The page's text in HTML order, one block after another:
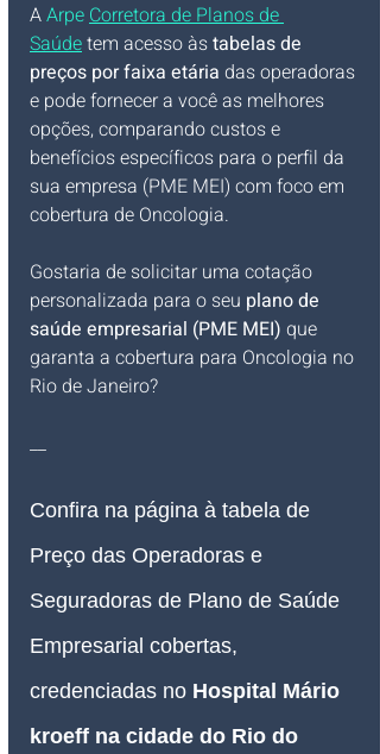
A Arpe Corretora de Planos de
Saúde tem acesso às tabelas de
preços por faixa etária das operadoras
e pode fornecer a você as melhores
opções, comparando custos e
benefícios específicos para o perfil da
sua empresa (PME MEI) com foco em
cobertura de Oncologia.
Gostaria de solicitar uma cotação
personalizada para o seu plano de
saúde empresarial (PME MEI) que
garanta a cobertura para Oncologia no
Rio de Janeiro?
__
Confira na página à tabela de
Preço das Operadoras e
Seguradoras de Plano de Saúde
Empresarial cobertas,
credenciadas no Hospital Mário
kroeff na cidade do Rio do